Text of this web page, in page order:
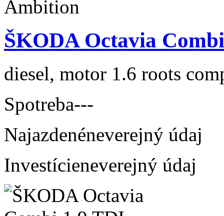
ŠKODA Octavia
diesel, motor 1.6 roots
Spotreba---
Najazdenéneverejný údaj
Investícieneverejný údaj